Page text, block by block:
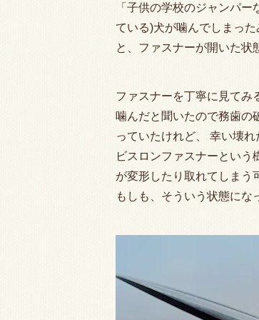
「子供の学校のジャンパ
ている)犬が噛んでしまっ
と、ファスナーが開いた状
ファスナーを丁寧に見てみ
噛んだと聞いたので務歯の
っていたけれど、 幸い壊れ
ビスロンファスナーという
が変形したり取れてしまう
もしも、そういう状態にな